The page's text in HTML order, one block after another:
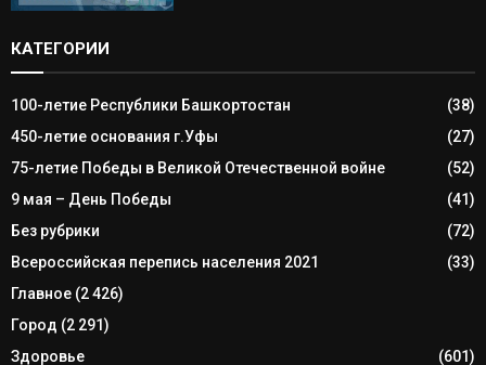
КАТЕГОРИИ
100-летие Республики Башкортостан
(38)
450-летие основания г.Уфы
(27)
75-летие Победы в Великой Отечественной войне
(52)
9 мая – День Победы
(41)
Без рубрики
(72)
Всероссийская перепись населения 2021
(33)
Главное (2 426)
Город (2 291)
Здоровье
(601)